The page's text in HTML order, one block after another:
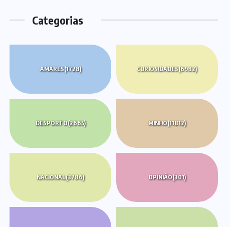
Categorias
AMARES(1728) CURIOSIDADES(6982)
DESPORTO(2665) MINHO(11812)
NACIONAL(3786) OPINIÃO(301)